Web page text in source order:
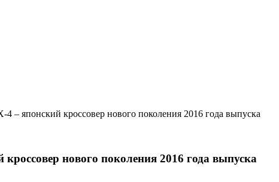
4 – японский кроссовер нового поколения 2016 года выпуска
нового поколения 2016 года выпуска